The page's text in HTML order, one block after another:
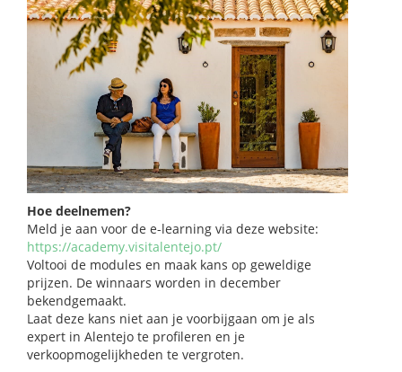
Hoe deelnemen?
Meld je aan voor de e-learning via deze website:
https://academy.visitalentejo.pt/
Voltooi de modules en maak kans op geweldige
prijzen. De winnaars worden in december
bekendgemaakt.
Laat deze kans niet aan je voorbijgaan om je als
expert in Alentejo te profileren en je
verkoopmogelijkheden te vergroten.